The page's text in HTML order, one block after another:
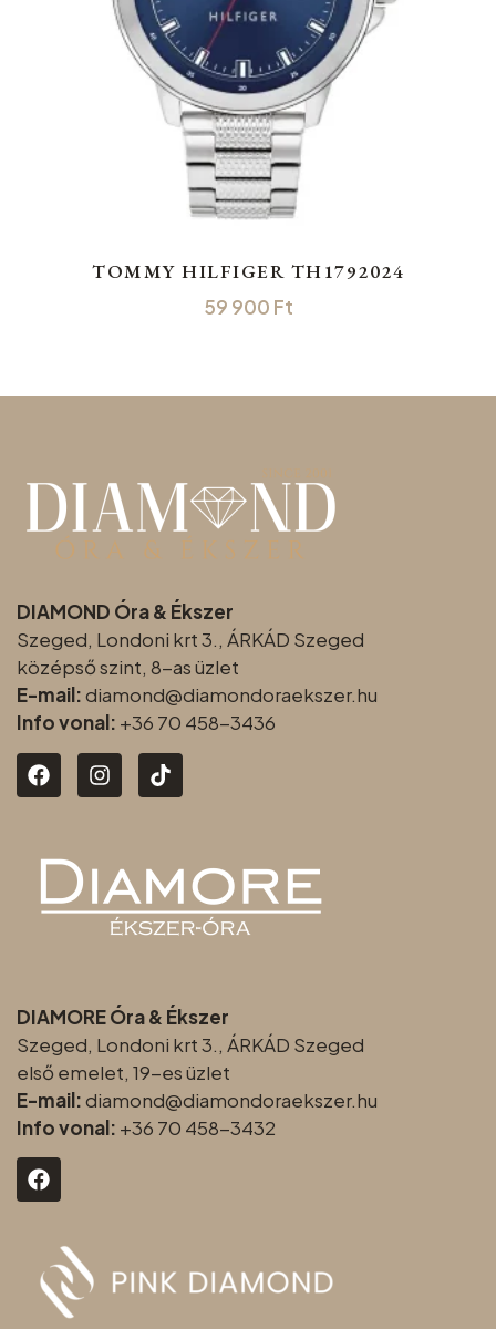
TOMMY HILFIGER TH1792024
59 900 Ft
DIAMOND Óra & Ékszer
Szeged, Londoni krt 3., ÁRKÁD Szeged
középső szint, 8-as üzlet
E-mail:diamond@diamondoraekszer.hu
Info vonal: +36 70 458-3436
DIAMORE Óra & Ékszer
Szeged, Londoni krt 3., ÁRKÁD Szeged
első emelet, 19-es üzlet
E-mail:diamond@diamondoraekszer.hu
Info vonal: +36 70 458-3432